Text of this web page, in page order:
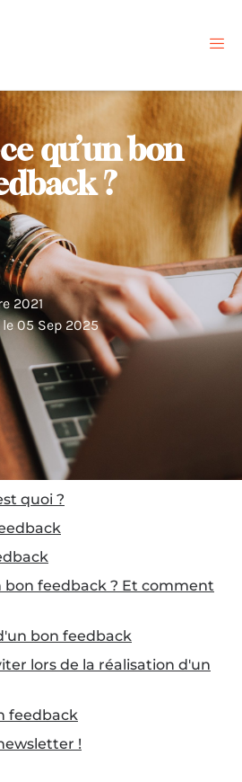
qu’un bon
?
2021
05 Sep 2025
quoi ?
bon feedback ? Et comment
bon feedback
lors de la réalisation d'un
feedback
!